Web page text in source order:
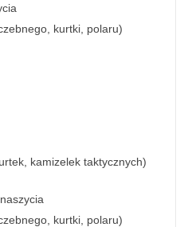
kurtki, polaru)
kamizelek taktycznych)
kurtki, polaru)